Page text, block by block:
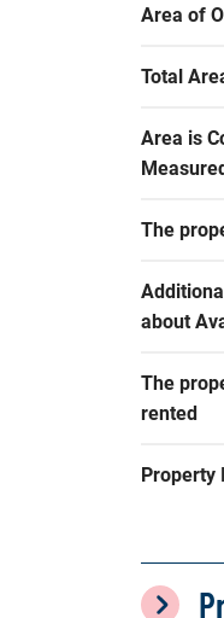
Area of
Total
Area is
The
about
The
rented
Property